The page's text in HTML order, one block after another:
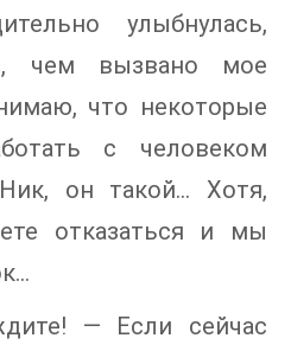
улыбнулась,
чем вызвано мое
что некоторые
с человеком
он такой… Хотя,
отказаться и мы
— Если сейчас